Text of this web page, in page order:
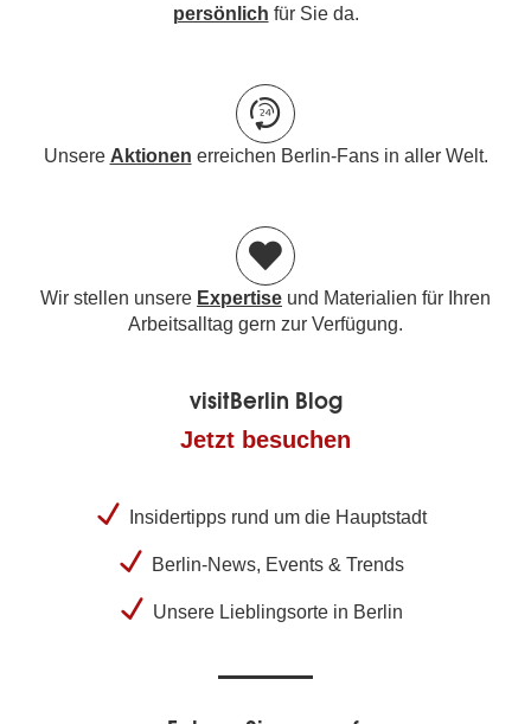
persönlich für Sie da.
Unsere Aktionen erreichen Berlin-Fans in aller Welt.
Wir stellen unsere Expertise und Materialien für Ihren
Arbeitsalltag gern zur Verfügung.
visitBerlin Blog
Jetzt besuchen
Insidertipps rund um die Hauptstadt
Berlin-News, Events & Trends
Unsere Lieblingsorte in Berlin